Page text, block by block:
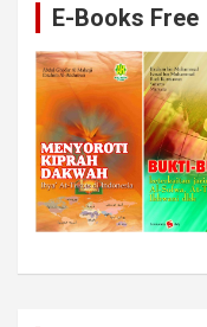
E-Books Free